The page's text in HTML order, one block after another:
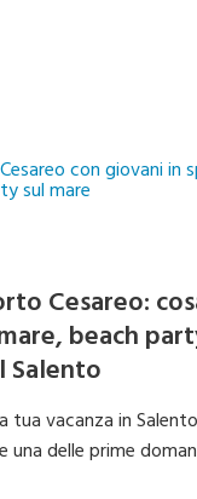
Cesareo:
beach
Salento
tua vacanza in
delle prime